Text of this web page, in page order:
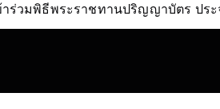
าร่วมพิธีพระราชทานปริญญาบัตร ปร